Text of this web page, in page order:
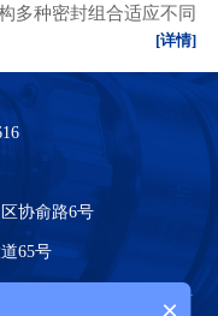
多种密封组合适应不同
[详情]
协俞路6号
65号